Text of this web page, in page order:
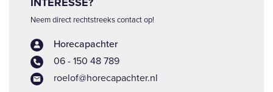
Neem direct rechtstreeks contact op!
Horecapachter
06 - 150 48 789
roelof@horecapachter.nl